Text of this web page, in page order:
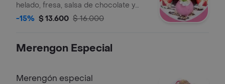
helado, fresa, salsa de chocolate y
maní.
-15% $ 13.600 $ 16.000
Merengon Especial
Merengón especial